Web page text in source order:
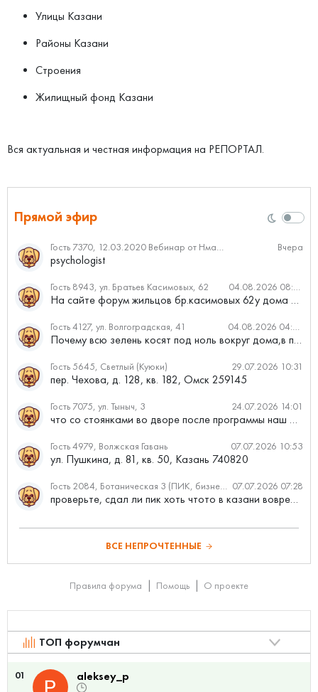
Улицы Казани
Районы Казани
Строения
Жилищный фонд Казани
Вся актуальная и честная информация на РЕПОРТАЛ.
Прямой эфир
Гость 7370, 12.03.2020 Вебинар от Нмаркет.ПРО: «Актуальное об ипотеке: что нужно знать» Вчера
psychologist
Гость 8943, ул. Братьев Касимовых, 62 04.08.2026 08:34
На сайте форум жильцов бр.касимовых 62у дома растут красивые...
Гость 4127, ул. Волгоградская, 41 04.08.2026 04:46
Почему всю зелень косят под ноль вокруг дома,в полисадниках....
Гость 5645, Светлый (Куюки) 29.07.2026 10:31
пер. Чехова, д. 128, кв. 182, Омск 259145
Гость 7075, ул. Тыныч, 3 24.07.2026 14:01
что со стоянками во дворе после программы наш двор
Гость 4979, Волжская Гавань 07.07.2026 10:53
ул. Пушкина, д. 81, кв. 50, Казань 740820
Гость 2084, Ботаническая 3 (ПИК, бизнес-класс) 07.07.2026 07:28
проверьте, сдал ли пик хоть чтото в казани вовремя?
ВСЕ НЕПРОЧТЕННЫЕ
Правила форума Помощь О проекте
ТОП форумчан
01 aleksey_p